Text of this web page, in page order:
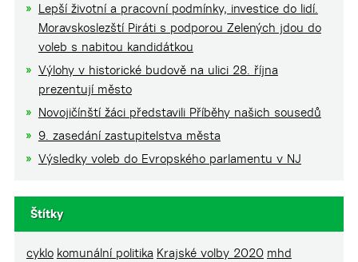
Lepší životní a pracovní podmínky, investice do lidí.
Moravskoslezští Piráti s podporou Zelených jdou do
voleb s nabitou kandidátkou
Výlohy v historické budově na ulici 28. října
prezentují město
Novojičínští žáci představili Příběhy našich sousedů
9. zasedání zastupitelstva města
Výsledky voleb do Evropského parlamentu v NJ
Štítky
cyklo komunální politika Krajské volby 2020 mhd